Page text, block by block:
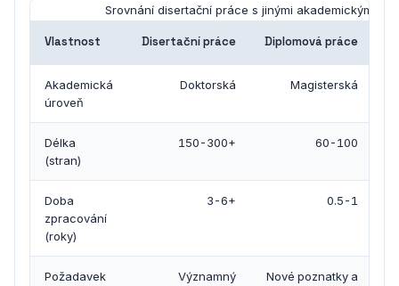
Srovnání disertační práce s jinými akademickými
Vlastnost Disertační práce Diplomová práce
Akademická
úroveň
Doktorská Magisterská
Délka
(stran)
150-300+ 60-100
Doba
zpracování
(roky)
3-6+ 0.5-1
Požadavek
Významný
Nové poznatky a